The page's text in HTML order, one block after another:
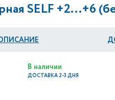
SELF +2...+6
В наличии
ДОСТАВКА 2-3 ДНЯ